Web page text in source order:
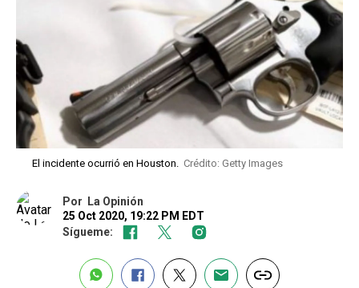
El incidente ocurrió en Houston. Crédito: Getty Images
Por
La Opinión
25 Oct 2020, 19:22 PM EDT
Sígueme: